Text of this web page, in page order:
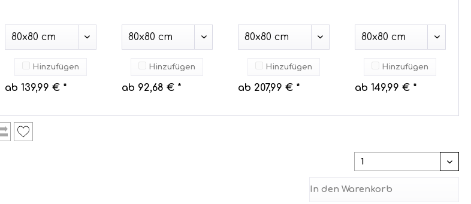
Hinzufügen
ab 139,99 € *
Hinzufügen
ab 92,68 € *
Hinzufügen
ab 207,99 € *
Hinzufügen
ab 149,99 € *
In den Warenkorb